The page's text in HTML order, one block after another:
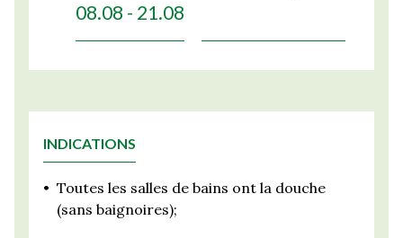
08.08 - 21.08
INDICATIONS
• Toutes les salles de bains ont la douche
(sans baignoires);